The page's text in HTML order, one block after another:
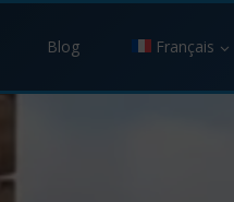
Blog Français